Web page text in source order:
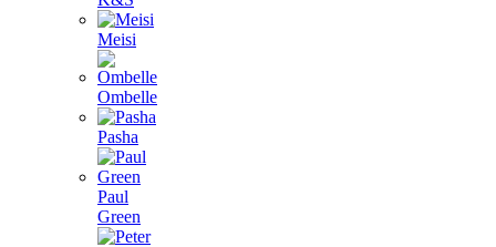
Meisi
Ombelle
Pasha
Paul
Green